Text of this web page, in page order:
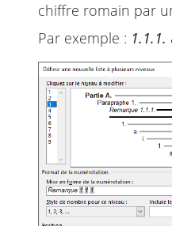
chiffre romain par
Par exemple : 1.1.1.